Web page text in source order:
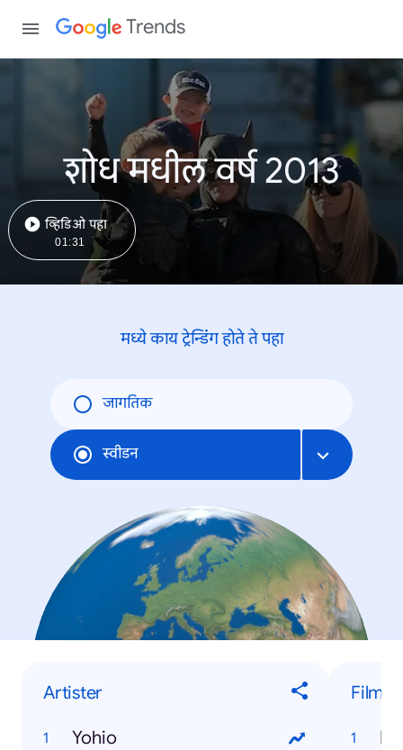
Trends
शोध मधील वर्ष 2013
व्हिडिओ पहा
01:31
मध्ये काय ट्रेन्डिंंग होते ते पहा
जागतिक
स्वीडन
Artister
Yohio
Film